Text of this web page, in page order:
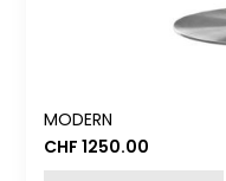
MODERN
CHF 1250.00